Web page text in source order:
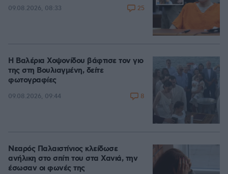
09.08.2026, 08:33 25
Η Βαλέρια Χοψονίδου βάφτισε τον γιο
της στη Βουλιαγμένη, δείτε
φωτογραφίες
09.08.2026, 09:44 8
Νεαρός Παλαιστίνιος κλείδωσε
ανήλικη στο σπίτι του στα Χανιά, την
έσωσαν οι φωνές της